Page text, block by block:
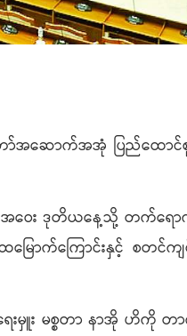
ာ်အဆောက်အအုံ ပြည်ထော
အဝေး ဒုတိယနေ့သို့ တက်ရေ
က်ကြောင်းနှင့် စတင်ကျင်
းမှူး မစ္စတာ နာအို ဟိကို တာ